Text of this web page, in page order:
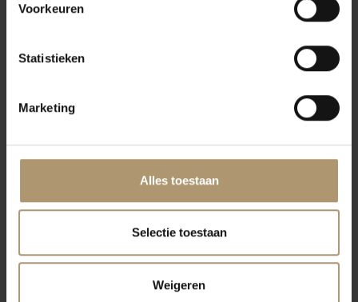
Voorkeuren
Statistieken
Marketing
Alles toestaan
Selectie toestaan
Weigeren